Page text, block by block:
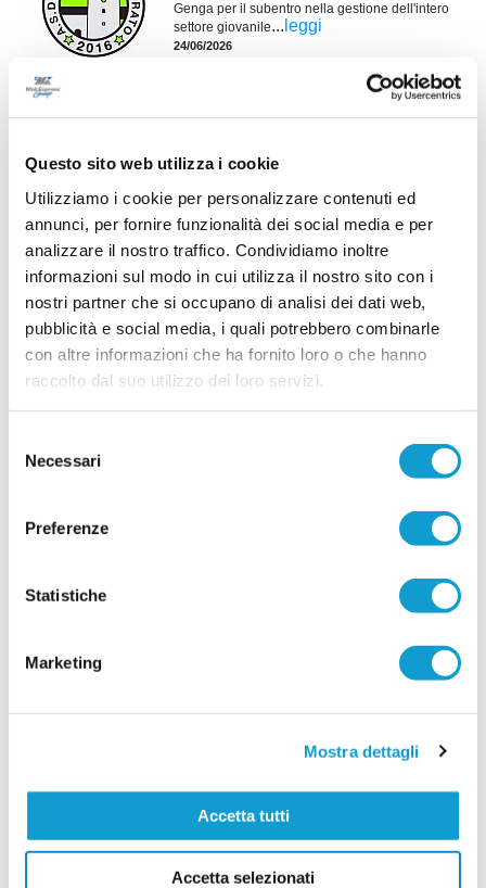
Questo sito web utilizza i cookie
Utilizziamo i cookie per personalizzare contenuti ed
annunci, per fornire funzionalità dei social media e per
analizzare il nostro traffico. Condividiamo inoltre
informazioni sul modo in cui utilizza il nostro sito con i
nostri partner che si occupano di analisi dei dati web,
pubblicità e social media, i quali potrebbero combinarle
con altre informazioni che ha fornito loro o che hanno
raccolto dal suo utilizzo dei loro servizi.
delNecessari
Preferenze
Statistiche
Marketing
Mostra dettagli
Accetta tutti
Accetta selezionati
Genga per il subentro nella gestione dell'intero
settore giovanile... leggi
24/06/2026
CASTELFIDARDO ACADEMY. Mauro
Bertarelli nuovo Direttore Tecnico
Maximiliano Ciucciomei Il Castelfidardo Academy
guida tecnica per la stagione sportiva 2026/2027.
La società ha deciso di aff ...leggi
FABRIANO CERRETO denuncia: "Giù le
mani dai nostri ragazzi"
L’A.S.D. Fabriano Cerreto interviene con
fermezza su una vicenda che, secondo quanto
denunciato dal club biancorosso, starebbe
rispettive famiglie. Attraverso una nota ufficiale, la
20/06/2026